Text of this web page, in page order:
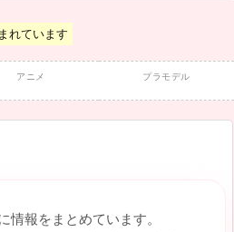
れています
アニメ プラモデル
情報をまとめています。